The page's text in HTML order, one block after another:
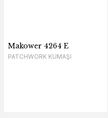
Makower 4264 E
PATCHWORK KUMAŞI